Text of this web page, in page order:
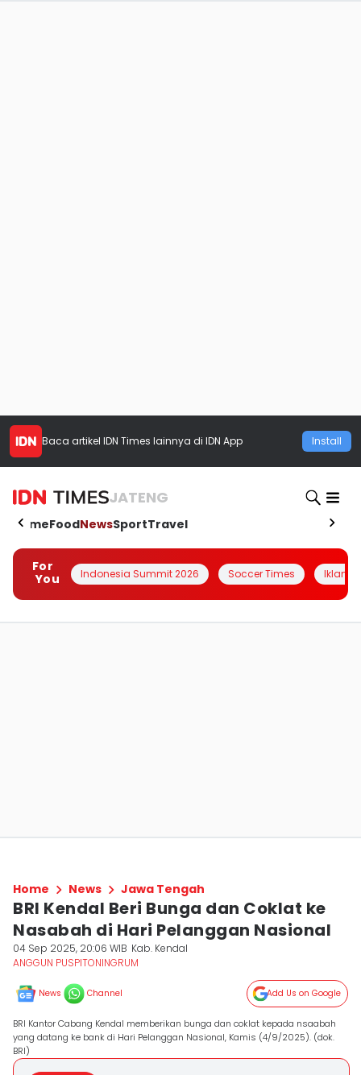
Baca artikel IDN Times lainnya di IDN App Install
JATENG
HomeFoodNewsSportTravel
For
You
Indonesia Summit 2026 Soccer Times Iklanin
Home News Jawa Tengah
BRI Kendal Beri Bunga dan Coklat ke
Nasabah di Hari Pelanggan Nasional
04 Sep 2025, 20:06 WIB Kab. Kendal
ANGGUN PUSPITONINGRUM
News Channel Add Us on Google
BRI Kantor Cabang Kendal memberikan bunga dan coklat kepada nsaabah
yang datang ke bank di Hari Pelanggan Nasional, Kamis (4/9/2025). (dok.
BRI)